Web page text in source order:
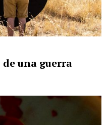
de una guerra